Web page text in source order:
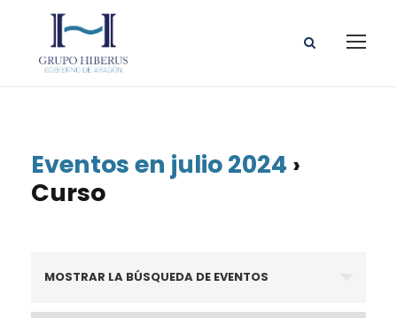
Eventos en julio 2024 ›
Curso
N
MOSTRAR LA BÚSQUEDA DE EVENTOS